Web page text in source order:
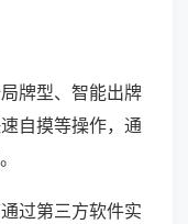
牌型、智能出牌
自摸等操作，通
过第三方软件实